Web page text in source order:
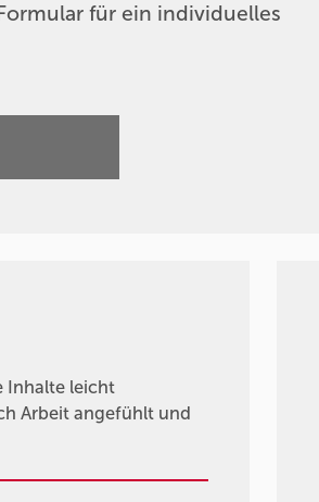
für ein individuelles
Inhalte leicht
Arbeit angefühlt und